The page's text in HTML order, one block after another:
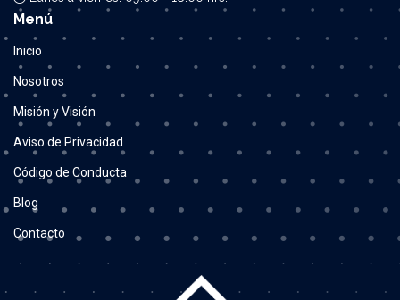
Menú
Inicio
Nosotros
Misión y Visión
Aviso de Privacidad
Código de Conducta
Blog
Contacto